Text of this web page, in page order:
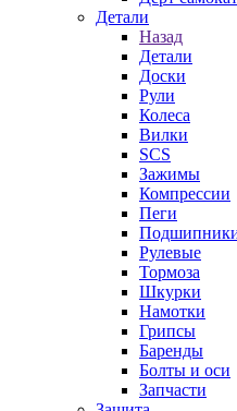
Детали
Назад
Детали
Доски
Рули
Колеса
Вилки
SCS
Зажимы
Компрессии
Пеги
Рулевые
Тормоза
Шкурки
Намотки
Грипсы
Баренды
Болты и оси
Запчасти